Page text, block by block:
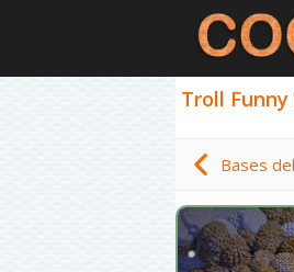
Troll
Bases